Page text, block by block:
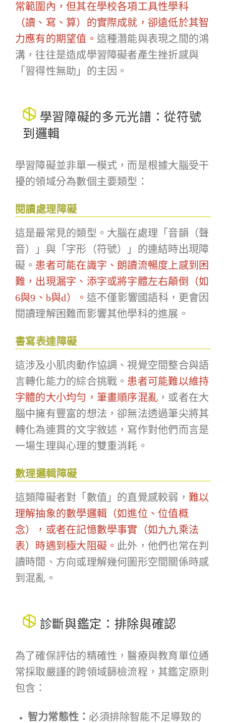
常範圍內，但其在學校各項工具性學科
（讀、寫、算）的實際成就，卻遠低於其智
力應有的期望值。 這種潛能與表現之間的鴻
溝，往往是造成學習障礙者產生挫折感與
「習得性無助」的主因。
學習障礙的多元光譜：從符號
到邏輯
學習障礙並非單一模式，而是根據大腦受干
擾的領域分為數個主要類型：
閱讀處理障礙
這是最常見的類型。大腦在處理「音韻（聲
音）」與「字形（符號）」的連結時出現障
礙。 患者可能在識字、朗讀流暢度上感到困
難，出現漏字、添字或將字體左右顛倒（如
6與9、b與d）。 這不僅影響國語科，更會因
閱讀理解困難而影響其他學科的進展。
書寫表達障礙
這涉及小肌肉動作協調、視覺空間整合與語
言轉化能力的綜合挑戰。 患者可能難以維持
字體的大小均勻，筆畫順序混亂 ，或者在大
腦中擁有豐富的想法，卻無法透過筆尖將其
轉化為連貫的文字敘述，寫作對他們而言是
一場生理與心理的雙重消耗。
數理邏輯障礙
這類障礙者對「數值」的直覺感較弱， 難以
理解抽象的數學邏輯（如進位、位值概
念），或者在記憶數學事實（如九九乘法
表）時遇到極大阻礙。 此外，他們也常在判
讀時間、方向或理解幾何圖形空間關係時感
到混亂。
診斷與鑑定：排除與確認
為了確保評估的精確性，醫療與教育單位通
常採取嚴謹的跨領域篩檢流程，其鑑定原則
包含：
智力常態性：必須排除智能不足導致的